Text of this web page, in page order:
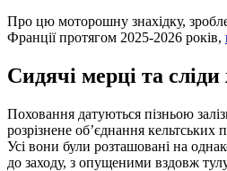
Про цю моторошну знахідку,
Франції протягом 2025-2026 років,
Сидячі мерці та
Поховання датуються пізньою
розрізнене об’єднання
Усі вони були розташовані на
до заходу, з опущеними вздовж